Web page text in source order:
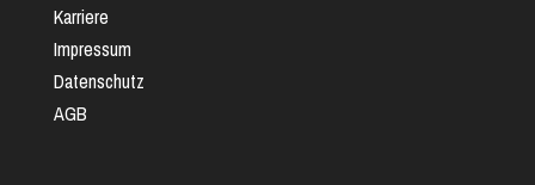
Karriere
Impressum
Datenschutz
AGB